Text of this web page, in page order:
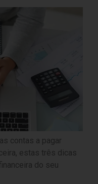
contas a pagar
estas três dicas
do seu